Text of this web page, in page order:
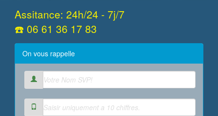
Assitance: 24h/24 - 7j/7
☎️ 06 61 36 17 83
On vous rappelle